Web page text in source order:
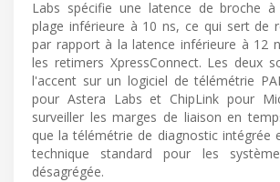
Labs spécifie une latence de broche
plage inférieure à 10 ns, ce qui sert de
par rapport à la latence inférieure à 12
les retimers XpressConnect. Les deux
l'accent sur un logiciel de télémétrie
pour Astera Labs et ChipLink pour
surveiller les marges de liaison en
que la télémétrie de diagnostic intégrée
technique standard pour les
désagrégée.